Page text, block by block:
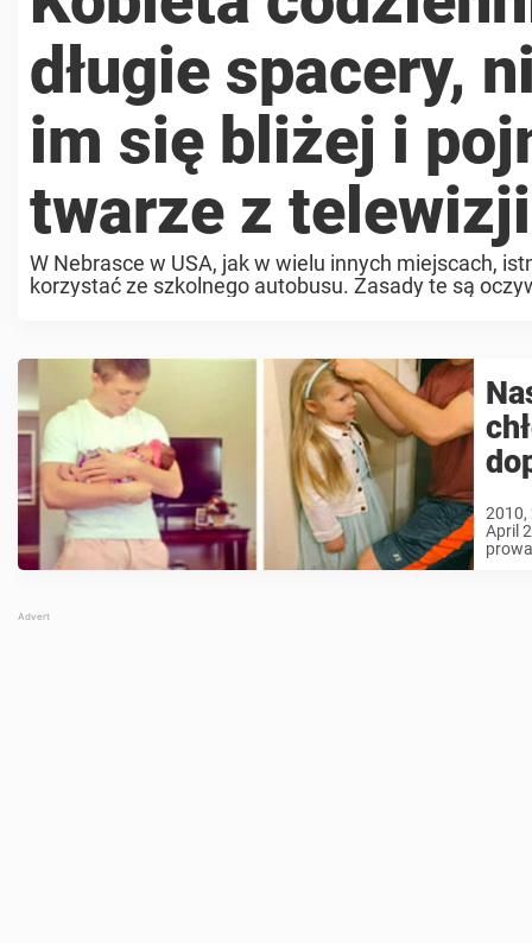
długie spacery,
im się bliżej i
twarze z telewizji
W Nebrasce w USA, jak w wielu innych miejscach,
korzystać ze szkolnego autobusu. Zasady te są
2010,
April